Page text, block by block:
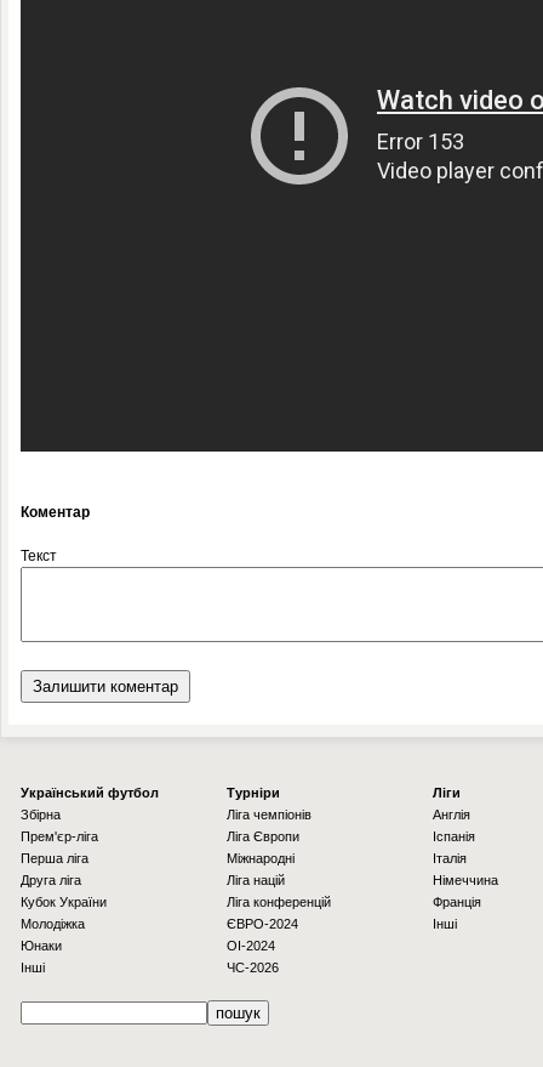
Коментар
Текст
Українcький футбол
Збірна
Прем'єр-ліга
Перша ліга
Друга ліга
Кубок України
Молодіжка
Юнаки
Інші
Турніри
Ліга чемпіонів
Ліга Європи
Міжнародні
Ліга націй
Ліга конференцій
ЄВРО-2024
OI-2024
ЧС-2026
Ліги
Англія
Іспанія
Італія
Німеччина
Франція
Інші